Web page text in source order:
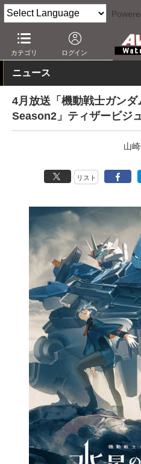
カテゴリ ログイン
AV Watch コンテンツ・サービス
ニュース
4月放送「機動戦士ガンダ
Season2」ティザービジ
山
リスト